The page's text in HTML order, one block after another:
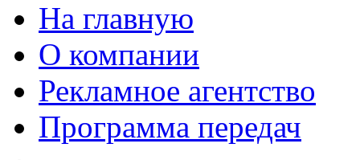
На главную
О компании
Рекламное агентство
Программа передач